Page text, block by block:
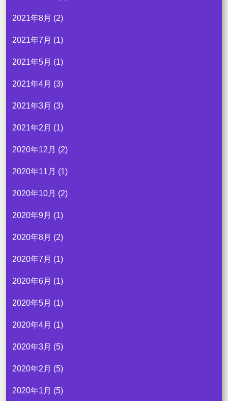
2021年8月 (2)
2021年7月 (1)
2021年5月 (1)
2021年4月 (3)
2021年3月 (3)
2021年2月 (1)
2020年12月 (2)
2020年11月 (1)
2020年10月 (2)
2020年9月 (1)
2020年8月 (2)
2020年7月 (1)
2020年6月 (1)
2020年5月 (1)
2020年4月 (1)
2020年3月 (5)
2020年2月 (5)
2020年1月 (5)